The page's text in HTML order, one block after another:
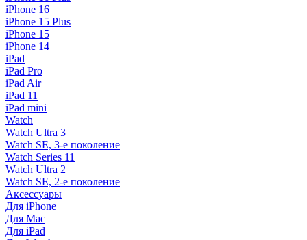
iPhone 16
iPhone 15 Plus
iPhone 15
iPhone 14
iPad
iPad Pro
iPad Air
iPad 11
iPad mini
Watch
Watch Ultra 3
Watch SE, 3-е поколение
Watch Series 11
Watch Ultra 2
Watch SE, 2-е поколение
Аксессуары
Для iPhone
Для Mac
Для iPad